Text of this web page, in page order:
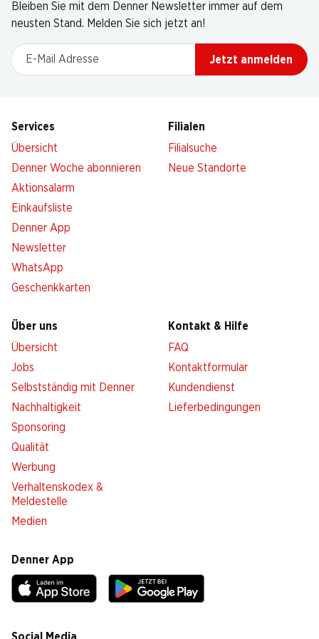
Bleiben Sie mit dem Denner Newsletter immer auf dem
neusten Stand. Melden Sie sich jetzt an!
E-Mail Adresse
Jetzt anmelden
Services
Übersicht
Denner Woche abonnieren
Aktionsalarm
Einkaufsliste
Denner App
Newsletter
WhatsApp
Geschenkkarten
Filialen
Filialsuche
Neue Standorte
Über uns
Übersicht
Jobs
Selbstständig mit Denner
Nachhaltigkeit
Sponsoring
Qualität
Werbung
Verhaltenskodex &
Meldestelle
Medien
Kontakt & Hilfe
FAQ
Kontaktformular
Kundendienst
Lieferbedingungen
Denner App